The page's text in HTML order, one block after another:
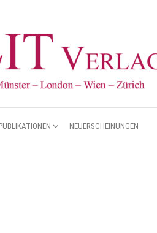
NEUERSCHEINUNGEN